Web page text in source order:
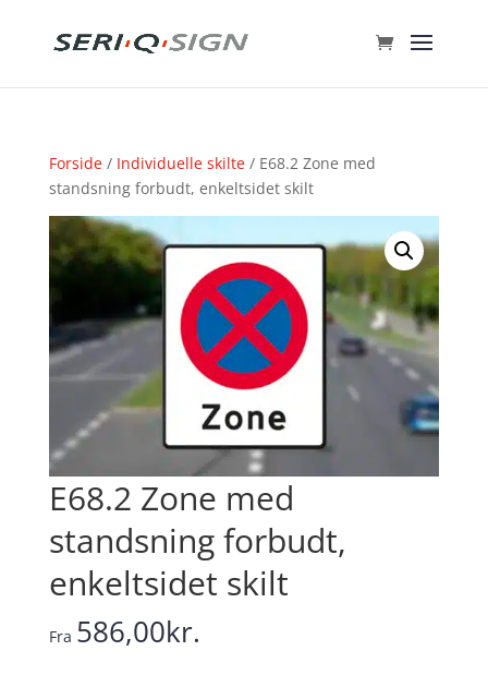
Forside/ Individuelle skilte/ E68.2 Zone med
standsning forbudt, enkeltsidet skilt
E68.2 Zone med
standsning forbudt,
enkeltsidet skilt
Fra 586,00kr.